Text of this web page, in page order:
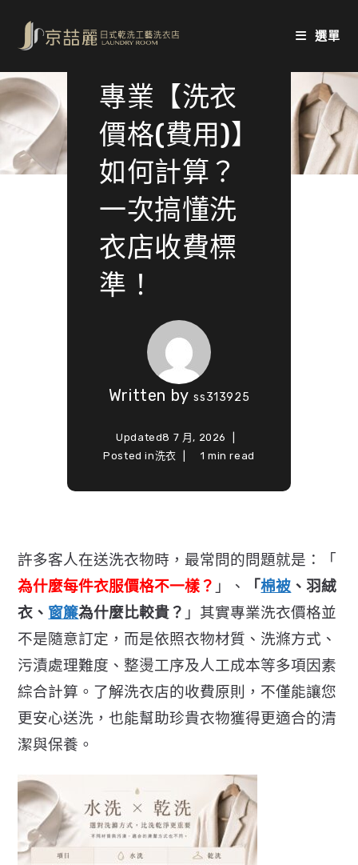
content
選單
專業【洗衣
價格(費用)】
如何計算？
一次搞懂洗
衣店收費標
準！
Written byss313925
Updated8 7 月, 2026
Posted in洗衣 1 min read
許多客人在送洗衣物時，最常問的問題就是：「
為什麼每件衣服價格不一樣？ 」、 「棉被 、羽絨
衣、 窗簾為什麼比較貴？ 」其實專業洗衣價格並
不是隨意訂定， 而是依照衣物材質、洗滌方式、
污漬處理難度、 整燙工序及人工成本等多項因素
綜合計算。了解洗衣店的收費原則， 不僅能讓您
更安心送洗，也能幫助珍貴衣物獲得更適合的清
潔與保養。